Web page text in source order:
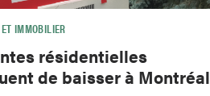
IMMOBILIER
résidentielles
de baisser à Montréal